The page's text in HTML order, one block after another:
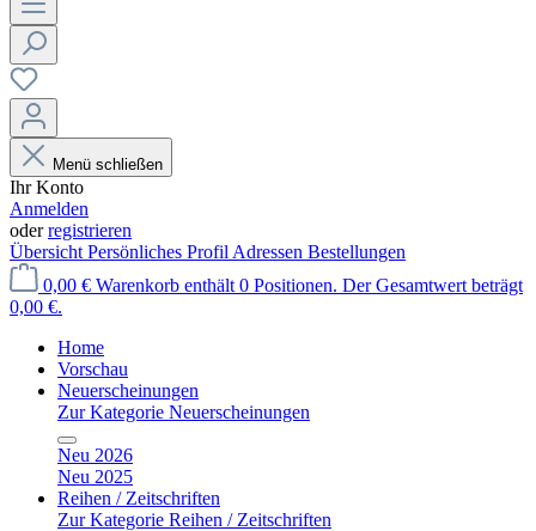
Menü schließen
Ihr Konto
Anmelden
oderregistrieren
Übersicht Persönliches Profil Adressen Bestellungen
0,00 € Warenkorb enthält 0 Positionen. Der Gesamtwert beträgt
0,00 €.
Home
Vorschau
Neuerscheinungen
Zur Kategorie Neuerscheinungen
Neu 2026
Neu 2025
Reihen / Zeitschriften
Zur Kategorie Reihen / Zeitschriften